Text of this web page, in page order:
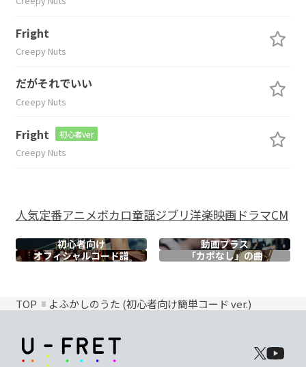
Fright
Creepy Nuts
だがそれでいい
Creepy Nuts
Fright 初心者ver
Creepy Nuts
人気定番アニメボカロ童謡ジブリ洋楽映画ドラマCM
初心者向け
動画プラス
オフィシャルコード譜 「カポなし」の曲
TOP よふかしのうた (初心者向け簡単コード ver.)